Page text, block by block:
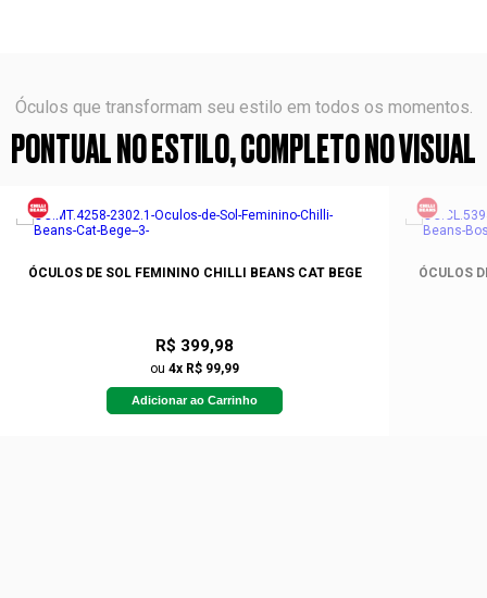
Óculos que transformam seu estilo em todos os momentos.
PONTUAL NO ESTILO, COMPLETO NO VISUAL
ÓCULOS DE SOL FEMININO CHILLI BEANS CAT BEGE
R$ 399,98
ou 4x R$ 99,99
Adicionar ao Carrinho
ÓCULOS